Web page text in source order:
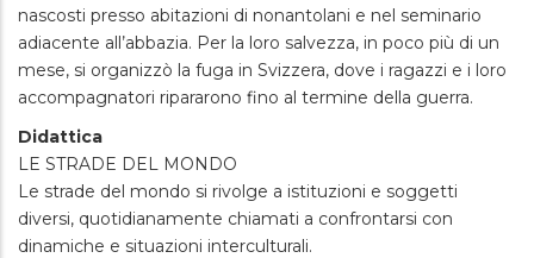
nascosti presso abitazioni di nonantolani e nel seminario
adiacente all’abbazia. Per la loro salvezza, in poco più di un
mese, si organizzò la fuga in Svizzera, dove i ragazzi e i loro
accompagnatori ripararono fino al termine della guerra.
Didattica
LE STRADE DEL MONDO
Le strade del mondo si rivolge a istituzioni e soggetti
diversi, quotidianamente chiamati a confrontarsi con
dinamiche e situazioni interculturali.